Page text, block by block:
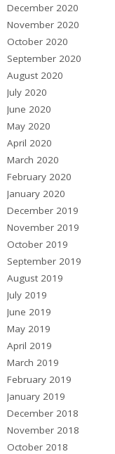
December 2020
November 2020
October 2020
September 2020
August 2020
July 2020
June 2020
May 2020
April 2020
March 2020
February 2020
January 2020
December 2019
November 2019
October 2019
September 2019
August 2019
July 2019
June 2019
May 2019
April 2019
March 2019
February 2019
January 2019
December 2018
November 2018
October 2018